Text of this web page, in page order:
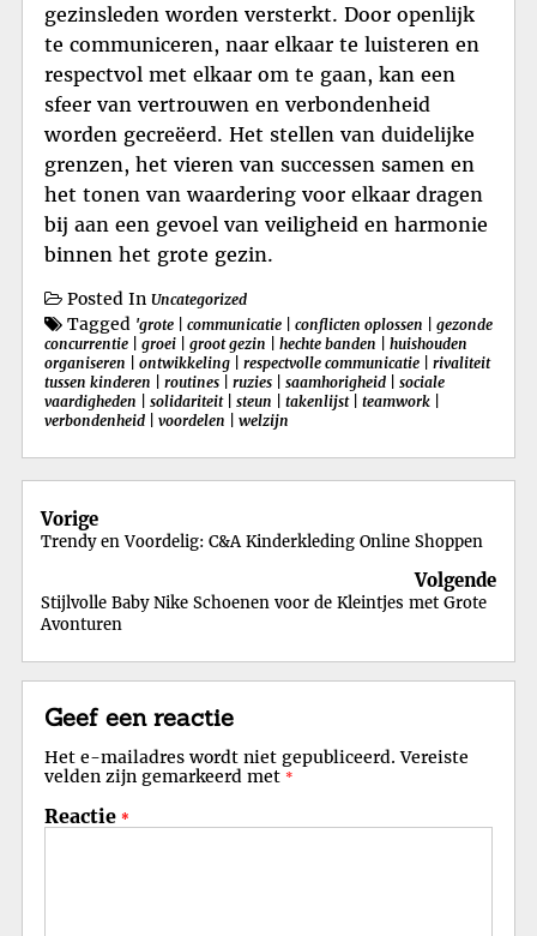
gezinsleden worden versterkt. Door openlijk
te communiceren, naar elkaar te luisteren en
respectvol met elkaar om te gaan, kan een
sfeer van vertrouwen en verbondenheid
worden gecreëerd. Het stellen van duidelijke
grenzen, het vieren van successen samen en
het tonen van waardering voor elkaar dragen
bij aan een gevoel van veiligheid en harmonie
binnen het grote gezin.
Posted In Uncategorized
Tagged 'grote communicatie conflicten oplossen
gezonde
concurrentie
groei groot gezin hechte banden
huishouden
organiseren
ontwikkeling respectvolle communicatie
rivaliteit
tussen kinderen
routines ruzies saamhorigheid
sociale
vaardigheden
solidariteit| steun takenlijst| teamwork
verbondenheid
voordelen welzijn
Berichtnavigatie
Vorige
Trendy en Voordelig: C&A Kinderkleding Online Shoppen
Volgende
Stijlvolle Baby Nike Schoenen voor de Kleintjes met Grote
Avonturen
Geef een reactie
Het e-mailadres wordt niet gepubliceerd. Vereiste
velden zijn gemarkeerd met *
Reactie *